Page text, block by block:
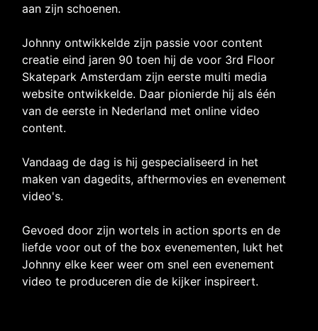
aan zijn schoenen.
Johnny ontwikkelde zijn passie voor content
creatie eind jaren 90 toen hij de voor 3rd Floor
Skatepark Amsterdam zijn eerste multi media
website ontwikkelde. Daar pionierde hij als één
van de eerste in Nederland met online video
content.
Vandaag de dag is hij gespecialiseerd in het
maken van dagedits, afthermovies en evenement
video's.
Gevoed door zijn wortels in action sports en de
liefde voor out of the box evenementen, lukt het
Johnny elke keer weer om snel een evenement
video te produceren die de kijker inspireert.